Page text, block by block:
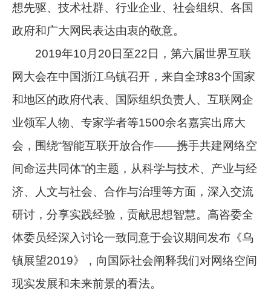
想先驱、技术社群、行业企业、社会组织、各国
政府和广大网民表达由衷的敬意。
2019年10月20日至22日，第六届世界互联
网大会在中国浙江乌镇召开，来自全球83个国家
和地区的政府代表、国际组织负责人、互联网企
业领军人物、专家学者等1500余名嘉宾出席大
会，围绕“智能互联开放合作——携手共建网络空
间命运共同体”的主题，从科学与技术、产业与经
济、人文与社会、合作与治理等方面，深入交流
研讨，分享实践经验，贡献思想智慧。高咨委全
体委员经深入讨论一致同意于会议期间发布《乌
镇展望2019》，向国际社会阐释我们对网络空间
现实发展和未来前景的看法。